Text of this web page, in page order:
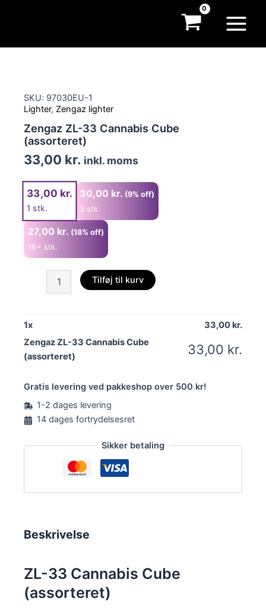
Main
SKU: 97030EU-1
Lighter, Zengaz lighter
Zengaz ZL-33 Cannabis Cube
(assorteret)
33,00 kr. inkl. moms
33,00 kr.
1 stk.
30,00 kr. (9% off)
3 stk.
27,00 kr. (18% off)
16+ stk.
Cube
antal
Tilføj til kurv
1x 33,00kr.
Zengaz ZL-33 Cannabis Cube
(assorteret)
33,00 kr.
Gratis levering ved pakkeshop over 500 kr!
1-2 dages levering
14 dages fortrydelsesret
Sikker betaling
Beskrivelse
ZL-33 Cannabis Cube
(assorteret)